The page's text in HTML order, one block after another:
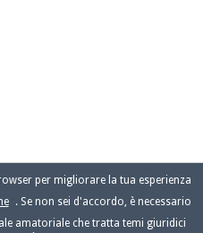
per migliorare la tua esperienza
. Se non sei d'accordo, è necessario
amatoriale che tratta temi giuridici